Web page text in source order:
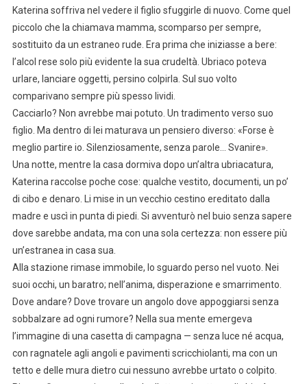
Katerina soffriva nel vedere il figlio sfuggirle di nuovo. Come quel
piccolo che la chiamava mamma, scomparso per sempre,
sostituito da un estraneo rude. Era prima che iniziasse a bere:
l’alcol rese solo più evidente la sua crudeltà. Ubriaco poteva
urlare, lanciare oggetti, persino colpirla. Sul suo volto
comparivano sempre più spesso lividi.
Cacciarlo? Non avrebbe mai potuto. Un tradimento verso suo
figlio. Ma dentro di lei maturava un pensiero diverso: «Forse è
meglio partire io. Silenziosamente, senza parole… Svanire».
Una notte, mentre la casa dormiva dopo un’altra ubriacatura,
Katerina raccolse poche cose: qualche vestito, documenti, un po’
di cibo e denaro. Li mise in un vecchio cestino ereditato dalla
madre e uscì in punta di piedi. Si avventurò nel buio senza sapere
dove sarebbe andata, ma con una sola certezza: non essere più
un’estranea in casa sua.
Alla stazione rimase immobile, lo sguardo perso nel vuoto. Nei
suoi occhi, un baratro; nell’anima, disperazione e smarrimento.
Dove andare? Dove trovare un angolo dove appoggiarsi senza
sobbalzare ad ogni rumore? Nella sua mente emergeva
l’immagine di una casetta di campagna — senza luce né acqua,
con ragnatele agli angoli e pavimenti scricchiolanti, ma con un
tetto e delle mura dietro cui nessuno avrebbe urtato o colpito.